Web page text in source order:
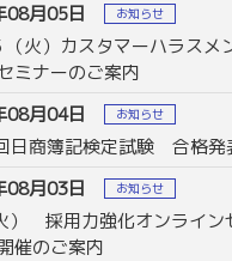
08月05日
お知らせ
火）カスタマーハラスメ
ミナーのご案内
08月04日
お知らせ
日商簿記検定試験 合格発
08月03日
お知らせ
） 採用力強化オンライン
催のご案内